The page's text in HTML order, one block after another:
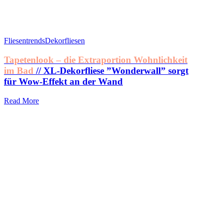
FliesentrendsDekorfliesen
Tapetenlook – die Extraportion Wohnlichkeit
im Bad // XL-Dekorfliese ”Wonderwall” sorgt
für Wow-Effekt an der Wand
Read More